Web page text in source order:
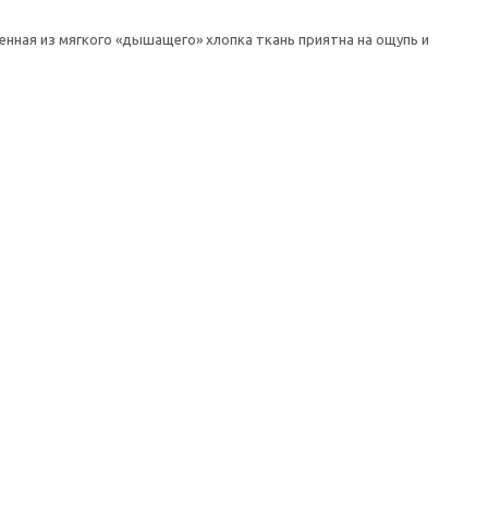
из мягкого «дышащего» хлопка ткань приятна на ощупь и